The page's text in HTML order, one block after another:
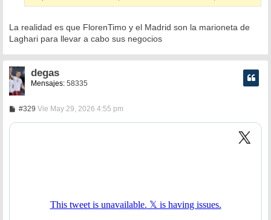
La realidad es que FlorenTimo y el Madrid son la marioneta de
Laghari para llevar a cabo sus negocios
degas
Mensajes:58335
#329M
n
Vie May 29, 2026 4:55 pm